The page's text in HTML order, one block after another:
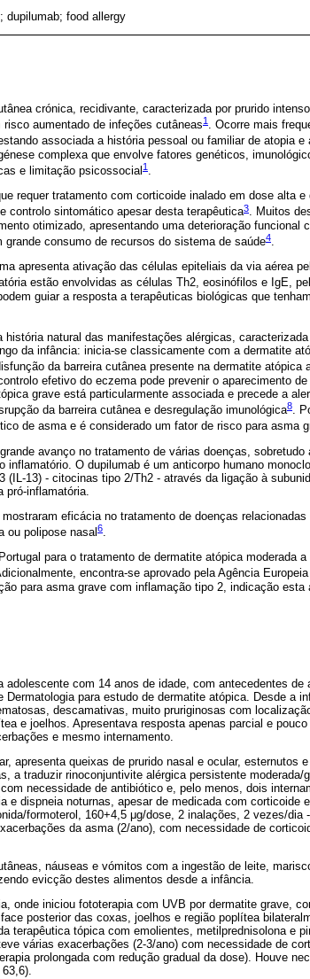
dupilumab; food allergy
crónica, recidivante, caracterizada por prurido
aumentado de infeções cutâneas1 . Ocorre mais
associada a história pessoal ou familiar de atopia e
complexa que envolve fatores genéticos,
e limitação psicossocial 1 .
requer tratamento com corticoide inalado em dose alta
controlo sintomático apesar desta terapêutica3. Muitos
otimizado, apresentando uma deterioração funcional
consumo de recursos do sistema de saúde4.
apresenta ativação das células epiteliais da via aérea
estão envolvidas as células Th2, eosinófilos e IgE,
guiar a resposta a terapêuticas biológicas que
natural das manifestações alérgicas,
da infância: inicia-se classicamente com a dermatite
da barreira cutânea presente na dermatite atópica
efetivo do eczema pode prevenir o aparecimento
grave está particularmente associada e precede a
da barreira cutânea e desregulação imunológica8.
de asma e é considerado um fator de risco para asma
avanço no tratamento de várias doenças,
inflamatório. O dupilumab é um anticorpo humano
(IL-13) - citocinas tipo 2/Th2 - através da ligação à
inflamatória.
eficácia no tratamento de doenças
ou polipose nasal6.
para o tratamento de dermatite atópica moderada
encontra-se aprovado pela Agência
para asma grave com inflamação tipo 2, indicação esta
com 14 anos de idade, com antecedentes de
Dermatologia para estudo de dermatite atópica. Desde a
descamativas, muito pruriginosas com
e joelhos. Apresentava resposta apenas parcial e
e mesmo internamento.
apresenta queixas de prurido nasal e ocular, esternutos
a traduzir rinoconjuntivite alérgica persistente moderada/
necessidade de antibiótico e, pelo menos, dois
e dispneia noturnas, apesar de medicada com corticoide
formoterol, 160+4,5 μg/dose, 2 inalações, 2 vezes/dia
da asma (2/ano), com necessidade de
náuseas e vómitos com a ingestão de leite,
evicção destes alimentos desde a infância.
onde iniciou fototerapia com UVB por dermatite grave,
posterior das coxas, joelhos e região poplítea
terapêutica tópica com emolientes, metilprednisolona e
várias exacerbações (2-3/ano) com necessidade de
prolongada com redução gradual da dose). Houve